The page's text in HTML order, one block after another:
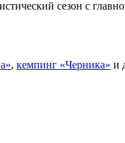
сезон с
, кемпинг «Черника» и